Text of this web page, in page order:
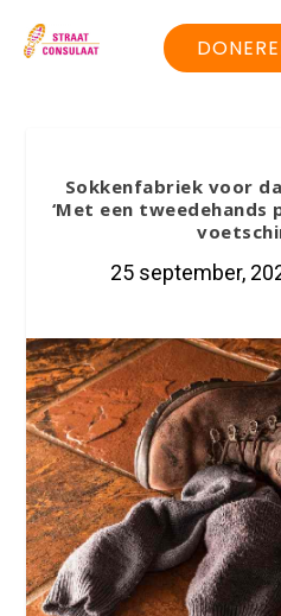
Sokkenfabriek voor
‘Met een tweedehands
25 september,